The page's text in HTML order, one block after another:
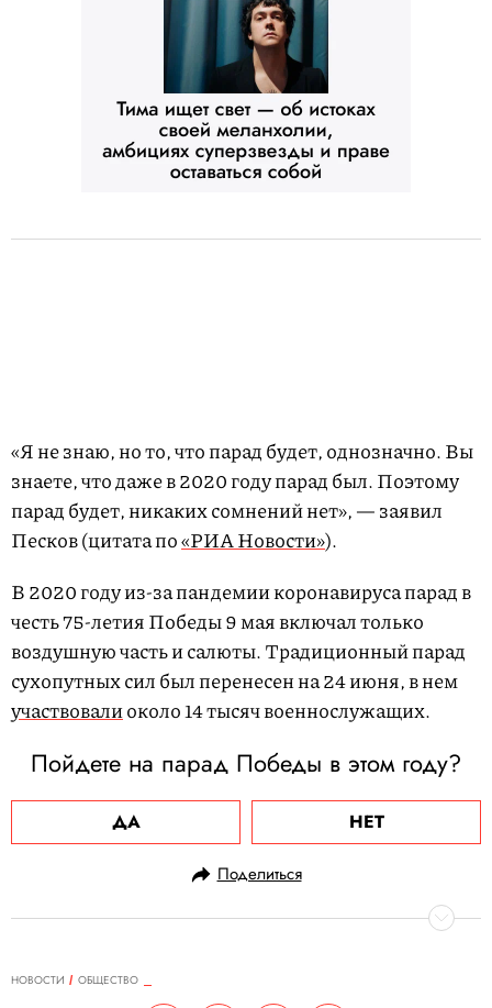
«Я не знаю, но то, что парад будет, однозначно. Вы
знаете, что даже в 2020 году парад был. Поэтому
парад будет, никаких сомнений нет», — заявил
Песков (цитата по«РИА Новости»).
В 2020 году из-за пандемии коронавируса парад в
честь 75-летия Победы 9 мая включал только
воздушную часть и салюты. Традиционный парад
сухопутных сил был перенесен на 24 июня, в нем
участвовалиоколо 14 тысяч военнослужащих.
Пойдете на парад Победы в этом году?
ДА НЕТ
Поделиться
НОВОСТИ
ОБЩЕСТВО